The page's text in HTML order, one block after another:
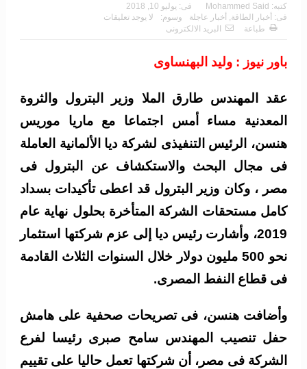
كتبه: Mohammed Said فى: يوليو 10, 2018
فى: أخبار الطاقة, أخبار عاجلة وسوم:
لا يوجد تعليقات
طباعة
البريد الالكترونى
باور نيوز : وليد البهنساوى
عقد المهندس طارق الملا وزير البترول والثروة
المعدنية مساء أمس اجتماعا مع ماريا موريس
هنسن، الرئيس التنفيذى لشركة ديا الألمانية العاملة
فى مجال البحث والاستكشاف عن البترول فى
مصر ، وكان وزير البترول قد اعطى تأكيدات بسداد
كامل مستحقات الشركة المتأخرة بحلول نهاية عام
2019، وأشارت رئيس ديا إلى عزم شركتها استثمار
نحو 500 مليون دولار خلال السنوات الثلاث القادمة
فى قطاع النفط المصرى.
وأضافت هنسن، فى تصريحات صحفية على هامش
حفل تنصيب المهندس سامح صبرى رئيسا لفرع
الشركة فى مصر، أن شركتها تعمل حاليا على تقييم